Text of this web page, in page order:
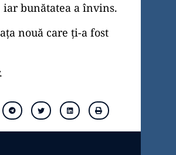
bunătatea a învins.
nouă care ți-a fost